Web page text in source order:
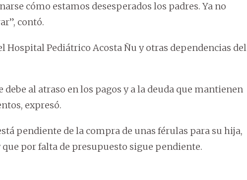
cómo estamos desesperados los padres. Ya no
contó.
Hospital Pediátrico Acosta Ñu y otras dependencias del
al atraso en los pagos y a la deuda que mantienen
expresó.
pendiente de la compra de unas férulas para su hija,
por falta de presupuesto sigue pendiente.